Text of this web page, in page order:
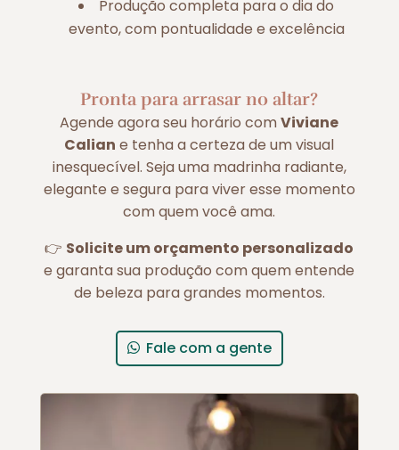
Produção completa para o dia do
evento, com pontualidade e excelência
Pronta para arrasar no altar?
Agende agora seu horário comViviane
Calian e tenha a certeza de um visual
inesquecível. Seja uma madrinha radiante,
elegante e segura para viver esse momento
com quem você ama.
👉 Solicite um orçamento personalizado
e garanta sua produção com quem entende
de beleza para grandes momentos.
Fale com a gente